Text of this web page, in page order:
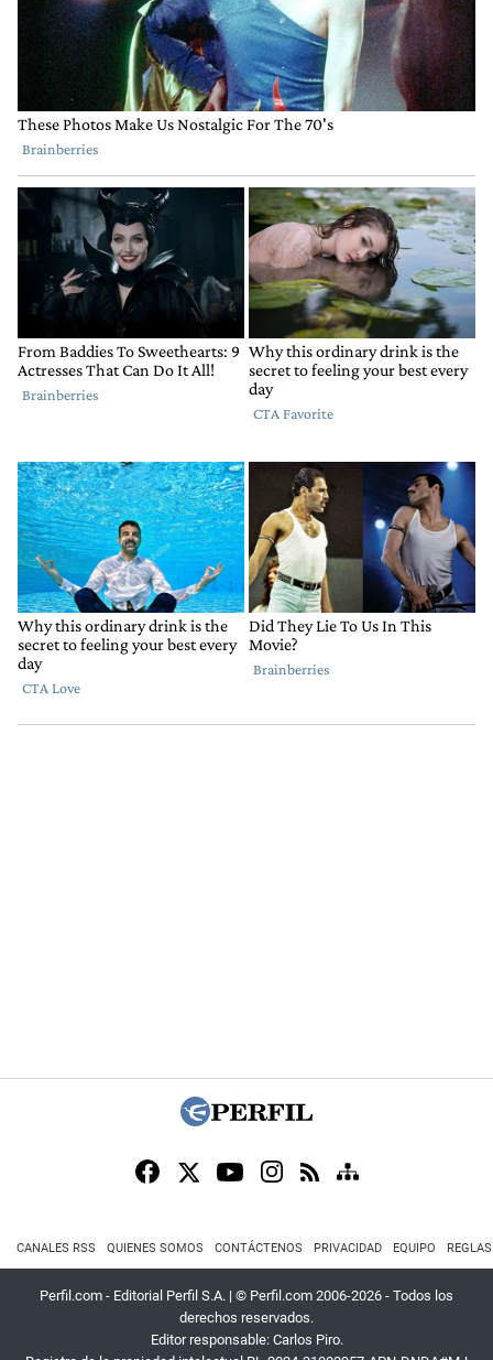
CANALES RSS QUIENES SOMOS CONTÁCTENOS PRIVACIDAD EQUIPO
Perfil.com - Editorial Perfil S.A. | © Perfil.com 2006-2026 - Todos los
derechos reservados.
Editor responsable: Carlos Piro.